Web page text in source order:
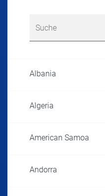
Albania
Algeria
American Samoa
Andorra